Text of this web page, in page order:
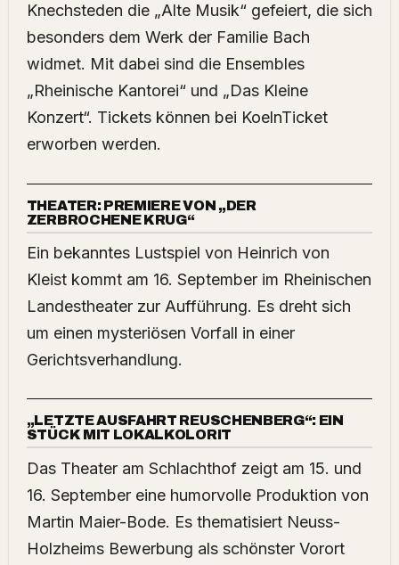
Knechsteden die „Alte Musik“ gefeiert, die sich
besonders dem Werk der Familie Bach
widmet. Mit dabei sind die Ensembles
„Rheinische Kantorei“ und „Das Kleine
Konzert“. Tickets können bei KoelnTicket
erworben werden.
THEATER: PREMIERE VON „DER
ZERBROCHENE KRUG“
Ein bekanntes Lustspiel von Heinrich von
Kleist kommt am 16. September im Rheinischen
Landestheater zur Aufführung. Es dreht sich
um einen mysteriösen Vorfall in einer
Gerichtsverhandlung.
„LETZTE AUSFAHRT REUSCHENBERG“: EIN
STÜCK MIT LOKALKOLORIT
Das Theater am Schlachthof zeigt am 15. und
16. September eine humorvolle Produktion von
Martin Maier-Bode. Es thematisiert Neuss-
Holzheims Bewerbung als schönster Vorort